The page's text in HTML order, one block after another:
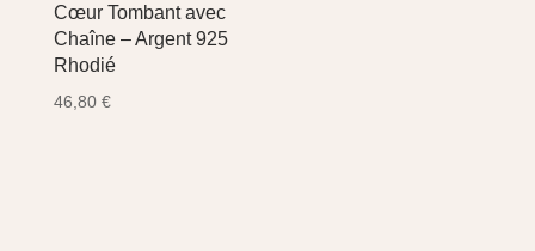
Cœur Tombant avec
Chaîne – Argent 925
Rhodié
46,80 €